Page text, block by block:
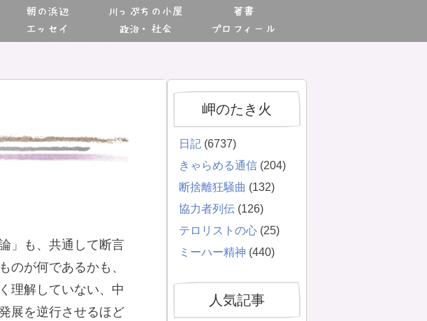
朝の浜辺
エッセイ
川っぷちの小屋
政治・社会
著書
プロフィール
」も、共通して断言
のが何であるかも、
理解していない、中
展を逆行させるほど
岬のたき火
日記 (6737)
きゃらめる通信 (204)
断捨離狂騒曲 (132)
協力者列伝 (126)
テロリストの心 (25)
ミーハー精神 (440)
人気記事